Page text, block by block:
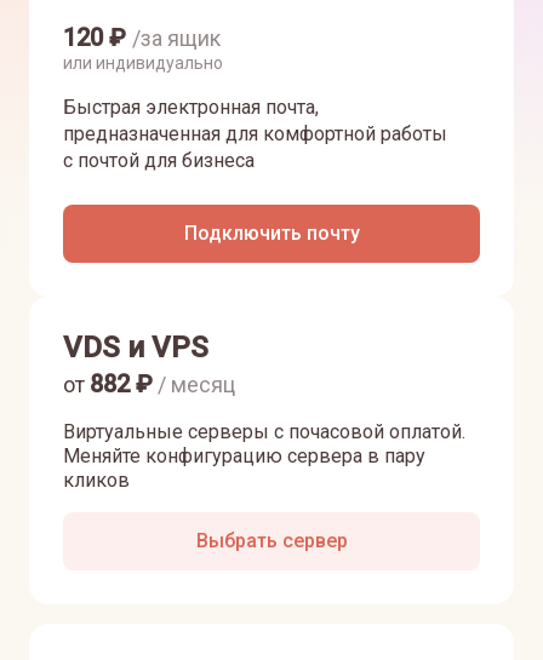
120₽ /за ящик
или индивидуально
Быстрая электронная почта,
предназначенная для комфортной работы
с почтой для бизнеса
Подключить почту
VDS и VPS
Виртуальные серверы с почасовой оплатой.
Меняйте конфигурацию сервера в пару
кликов
от 882₽ / месяц
Выбрать сервер